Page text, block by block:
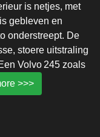
is netjes, met
gebleven en
onderstreept. De
stoere uitstraling
Volvo 245 zoals
>>>